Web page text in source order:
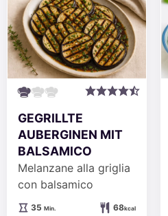
GEGRILLTE
AUBERGINEN MIT
BALSAMICO
Melanzane alla griglia
con balsamico
35Minuten
Min. 68kcal